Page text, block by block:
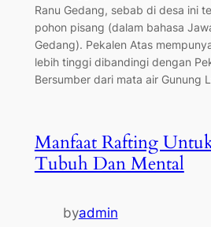
Ranu Gedang, sebab di desa ini
pohon pisang (dalam bahasa
Gedang). Pekalen Atas
lebih tinggi dibandingi dengan
Bersumber dari mata air Gunung
Manfaat Rafting
Tubuh Dan Mental
byadmin